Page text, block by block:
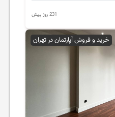
231 روز پیش
خرید و فروش آپارتمان در تهران